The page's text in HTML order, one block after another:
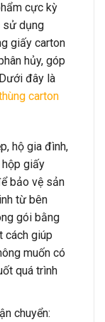
cực kỳ
sử dụng
giấy carton
hủy, góp
đây là
carton
hộ gia đình,
hộp giấy
bảo vệ sản
từ bên
gói bằng
cách giúp
muốn có
quá trình
chuyển: